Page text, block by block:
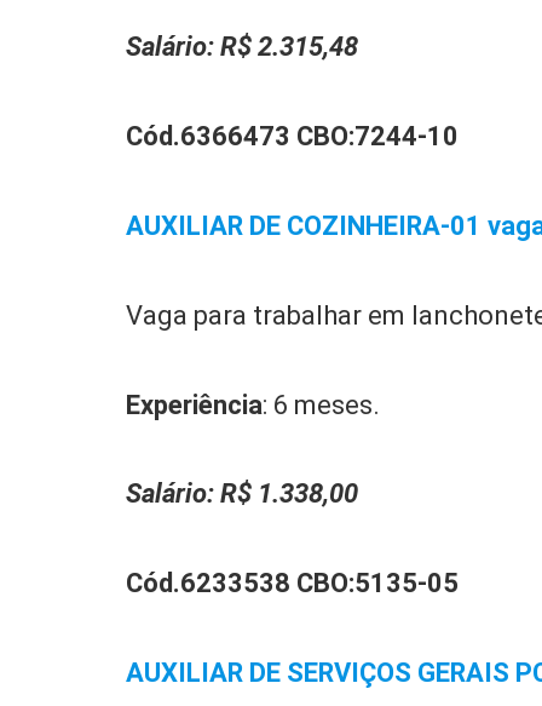
Salário:R$2.315,48
Cód.6366473 CBO:7244-10
AUXILIAR DE COZINHEIRA-01
Vaga para trabalhar em
Experiência: 6 meses.
Salário:R$ 1.338,00
Cód.6233538 CBO:5135-05
AUXILIAR DE SERVIÇOS GERAIS